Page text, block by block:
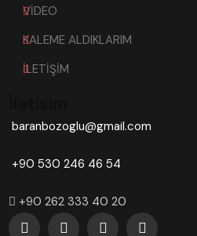
VİDEO
KALEME ALDIKLARIM
İLETİŞİM
baranbozoglu@gmail.com
+90 530 246 46 54
+90 262 333 40 20